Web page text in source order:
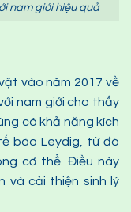
nam giới hiệu quả
vào năm 2017 về
nam giới cho thấy
có khả năng kích
bào Leydig, từ đó
cơ thể. Điều này
và cải thiện sinh lý